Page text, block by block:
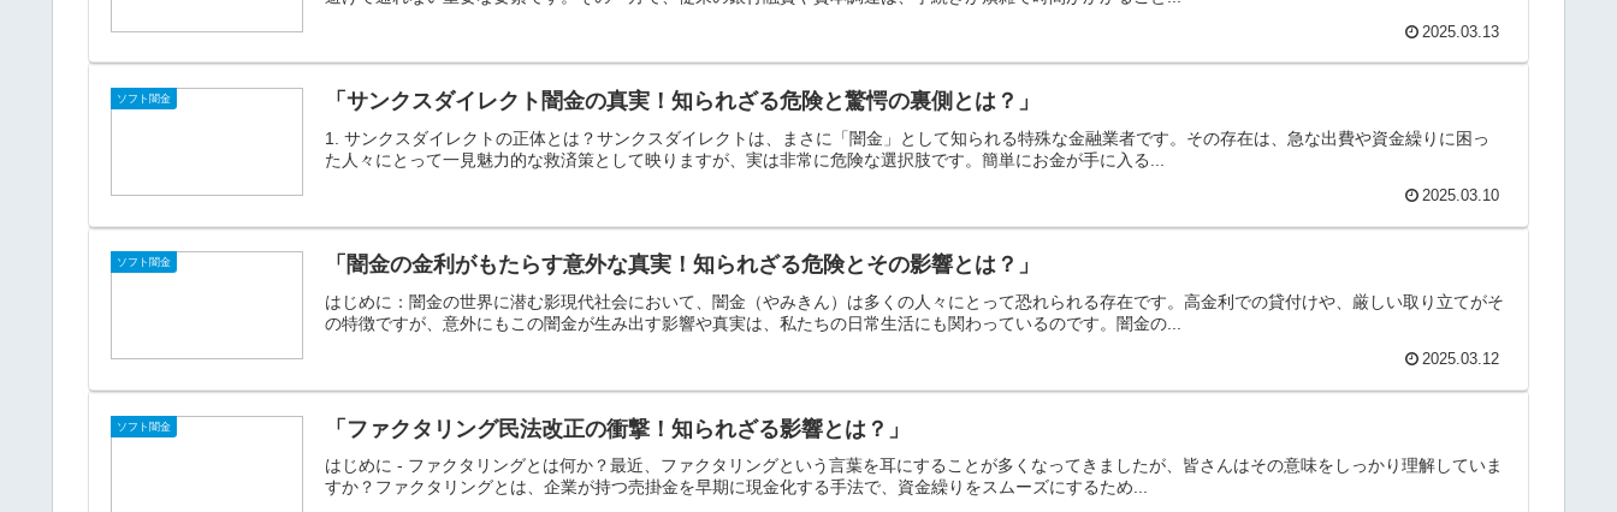
2025.03.13
ソフト闇金 「サンクスダイレクト闇金の真実！知られざる危険と驚愕の裏側とは？」
1. サンクスダイレクトの正体とは？サンクスダイレクトは、まさに「闇金」として知られる特殊な金融業者です。その存在は、急な出費や資金繰りに困っ
た人々にとって一見魅力的な救済策として映りますが、実は非常に危険な選択肢です。簡単にお金が手に入る...
2025.03.10
ソフト闇金 「闇金の金利がもたらす意外な真実！知られざる危険とその影響とは？」
はじめに：闇金の世界に潜む影現代社会において、闇金（やみきん）は多くの人々にとって恐れられる存在です。高金利での貸付けや、厳しい取り立てがそ
の特徴ですが、意外にもこの闇金が生み出す影響や真実は、私たちの日常生活にも関わっているのです。闇金の...
2025.03.12
ソフト闇金 「ファクタリング民法改正の衝撃！知られざる影響とは？」
はじめに - ファクタリングとは何か？最近、ファクタリングという言葉を耳にすることが多くなってきましたが、皆さんはその意味をしっかり理解していま
すか？ファクタリングとは、企業が持つ売掛金を早期に現金化する手法で、資金繰りをスムーズにするため...